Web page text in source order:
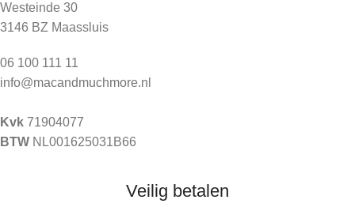
Westeinde 30
3146 BZ Maassluis
06 100 111 11
info@macandmuchmore.nl
Kvk 71904077
BTW NL001625031B66
Veilig betalen